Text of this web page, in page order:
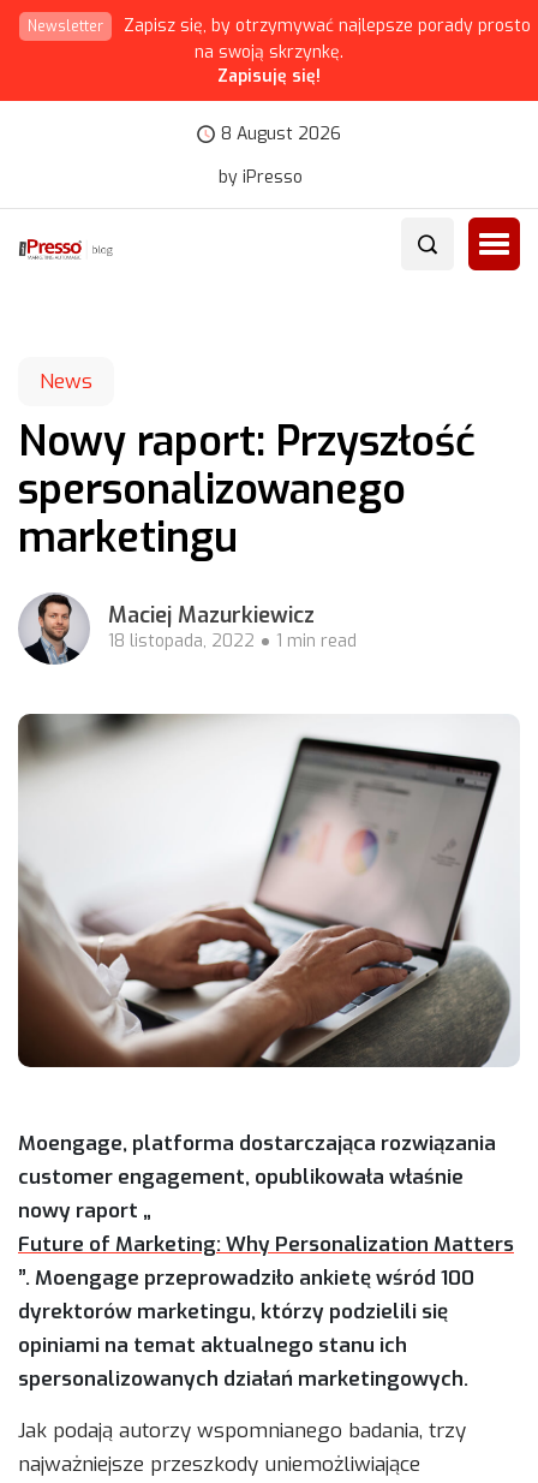
Newsletter
Zapisz się, by otrzymywać najlepsze porady prosto
na swoją skrzynkę.
Zapisuję się!
8 August 2026
by iPresso
News
Nowy raport: Przyszłość
spersonalizowanego
marketingu
Maciej Mazurkiewicz
18 listopada, 2022 1 min read
Moengage, platforma dostarczająca rozwiązania
customer engagement, opublikowała właśnie
nowy raport „
Future of Marketing: Why Personalization Matters
”. Moengage przeprowadziło ankietę wśród 100
dyrektorów marketingu, którzy podzielili się
opiniami na temat aktualnego stanu ich
spersonalizowanych działań marketingowych.
Jak podają autorzy wspomnianego badania, trzy
najważniejsze przeszkody uniemożliwiające